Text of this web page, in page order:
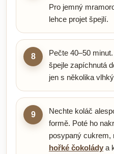
Pro jemný
lehce projet špejlí.
8
Pečte 40–50
špejle zapíchnutá
jen s několika
9
Nechte koláč
formě. Poté ho
posypaný cukrem,
hořké čokolády a